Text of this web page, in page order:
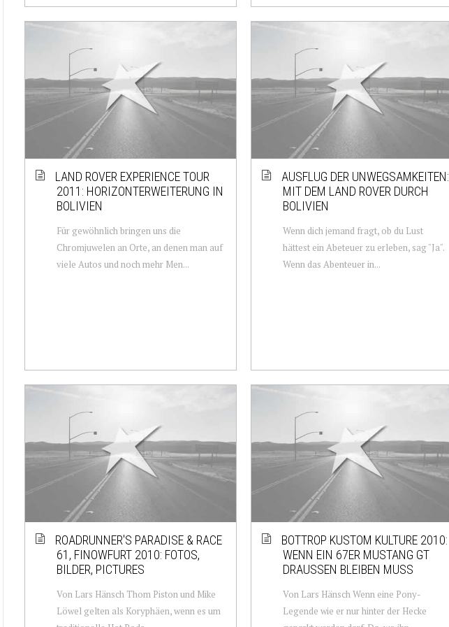
LAND ROVER EXPERIENCE TOUR
2011: HORIZONTERWEITERUNG IN
BOLIVIEN
Für gewöhnlich bringen uns die
Chromjuwelen an Orte, an denen man auf
viele Autos und noch mehr Men...
AUSFLUG DER UNWEGSAMKEITEN:
MIT DEM LAND ROVER DURCH
BOLIVIEN
Wenn dich jemand fragt, ob du Lust
hättest ein Abeteuer zu erleben, sag "Ja".
Wenn das Abenteuer in...
ROADRUNNER'S PARADISE & RACE
61, FINOWFURT 2010: FOTOS,
BILDER, PICTURES
Von Lars Hänsch Thom Piston und Mike
Löwel gelten als Koryphäen, wenn es um
BOTTROP KUSTOM KULTURE 2010:
WENN EIN 67ER MUSTANG GT
DRAUSSEN BLEIBEN MUSS
Von Lars Hänsch Wenn eine Pony-
Legende wie er nur hinter der Hecke